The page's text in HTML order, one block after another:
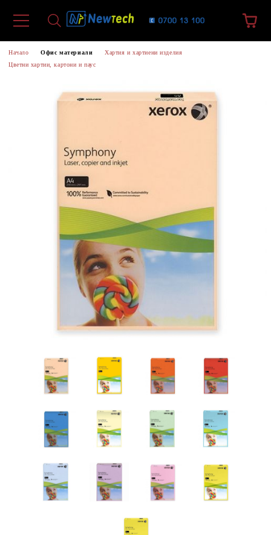
Начало Офис материали
Хартия и хартиени изделия
Цветни хартии, картони и паус